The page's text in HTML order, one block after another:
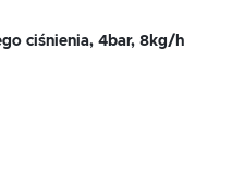
ciśnienia, 4bar, 8kg/h